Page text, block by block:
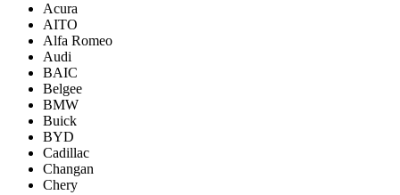
Acura
AITO
Alfa Romeo
Audi
BAIC
Belgee
BMW
Buick
BYD
Cadillac
Changan
Chery